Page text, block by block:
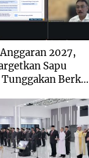
2027,
Sapu
Berkas